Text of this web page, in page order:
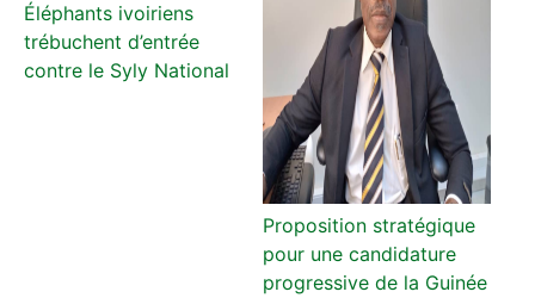
Éléphants ivoiriens
trébuchent d’entrée
contre le Syly National
Proposition stratégique
pour une candidature
progressive de la Guinée